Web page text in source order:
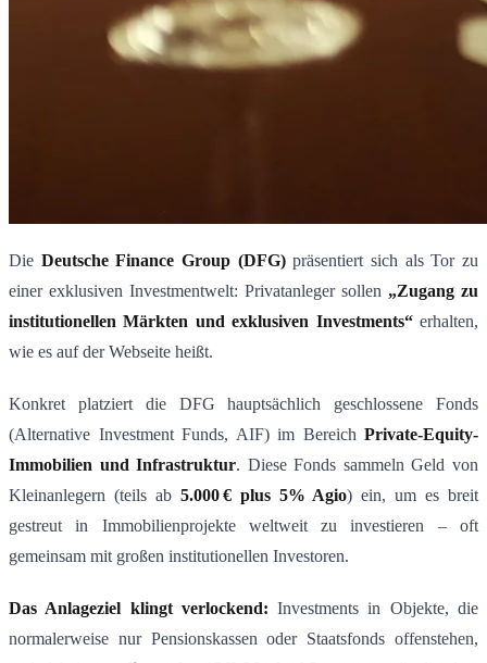
Die Deutsche Finance Group (DFG)präsentiert sich als Tor zu
einer exklusiven Investmentwelt: Privatanleger sollen „Zugang zu
institutionellen Märkten und exklusiven Investments“erhalten,
wie es auf der Webseite heißt​.
Konkret platziert die DFG hauptsächlich geschlossene Fonds
(Alternative Investment Funds, AIF) im Bereich Private-Equity-
Immobilien und Infrastruktur. Diese Fonds sammeln Geld von
Kleinanlegern (teils ab 5.000€plus 5% Agio​) ein, um es breit
gestreut in Immobilienprojekte weltweit zu investieren – oft
gemeinsam mit großen institutionellen Investoren.
Das Anlageziel klingt verlockend: Investments in Objekte, die
normalerweise nur Pensionskassen oder Staatsfonds offenstehen,